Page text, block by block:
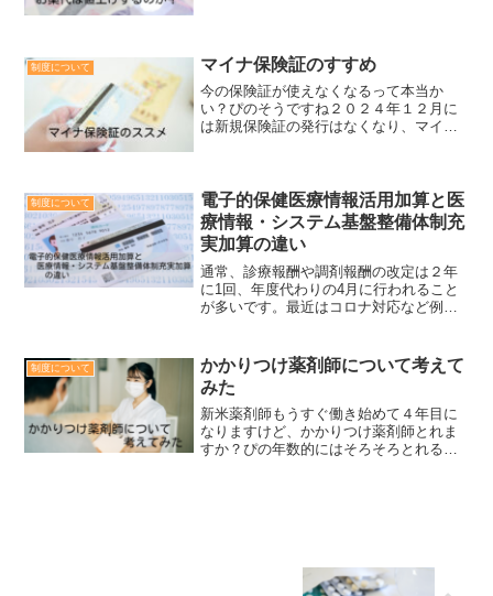
理由繰り返し、結論をいい...
制度について マイナ保険証のすすめ
今の保険証が使えなくなるって本当か
い？ぴのそうですね２０２４年１２月に
は新規保険証の発行はなくなり、マイナ
イナンバーカードを持っている...
制度について
電子的保健医療情報活用加算と医
療情報・システム基盤整備体制充
実加算の違い
通常、診療報酬や調剤報酬の改定は２年
に1回、年度代わりの4月に行われること
が多いです。最近はコロナ対応など例外
今回は10月から変更になったオンライン
資格確認の加算につい...
制度について
かかりつけ薬剤師について考えて
みた
新米薬剤師もうすぐ働き始めて４年目に
なりますけど、かかりつけ薬剤師とれま
すか？ぴの年数的にはそろそろとれる時